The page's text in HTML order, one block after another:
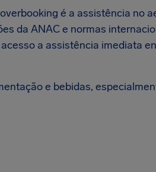
é a assistência no
da ANAC e normas
a assistência imediata
e bebidas,